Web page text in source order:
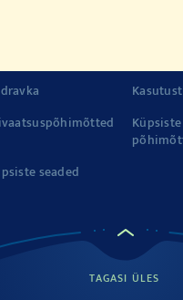
seaded
TAGASI ÜLES